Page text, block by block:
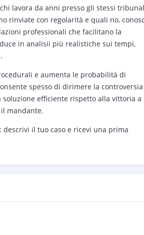
lavora da anni presso gli stessi
rinviate con regolarità e quali no,
professionali che facilitano la
in analisii più realistiche sui tempi,
e aumenta le probabilità di
spesso di dirimere la controversia
efficiente rispetto alla vittoria a
mandante.
il tuo caso e ricevi una prima